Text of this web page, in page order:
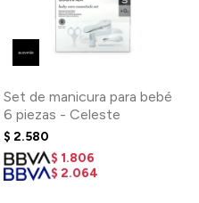
Set de manicura para bebé
6 piezas - Celeste
$ 2.580
$ 1.806
$ 2.064